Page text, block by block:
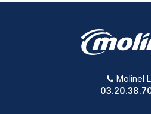
Molinel